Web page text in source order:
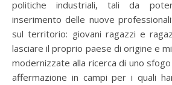
politiche industriali, tali da
inserimento delle nuove
sul territorio: giovani ragazzi e
lasciare il proprio paese di origine e
modernizzate alla ricerca di uno
affermazione in campi per i quali